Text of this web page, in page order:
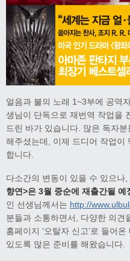
얼음과 불의 노래 1~3부에 공역
생님이 단독으로 재번역 작업을
드린 바가 있습니다. 많은 독자
해주셨는데, 이제 드디어 작업이
합니다.
다소간의 변동이 있을 수 있으나,
향연>은 3월 중순에 재출간될 예
인 선생님께서는 http://
분들과 소통하면서, 다양한 의견
홈페이지 ‘오탈자 신고’로 들어
있도록 많은 준비를 해왔습니다.